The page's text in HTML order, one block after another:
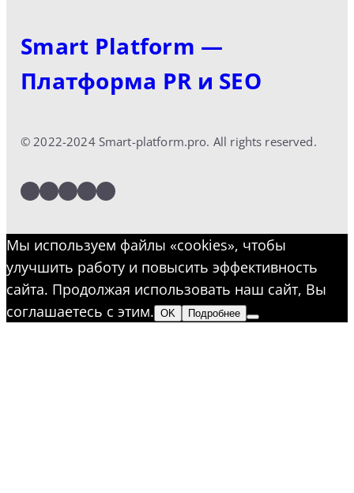
Smart Platform —
Платформа PR и SEO
© 2022-2024 Smart-platform.pro. All rights reserved.
LinkedIn
Facebook
Twitter
Instagram
YouTube
Мы используем файлы «cookies», чтобы
улучшить работу и повысить эффективность
сайта. Продолжая использовать наш сайт, Вы
соглашаетесь с этим. OK Подробнее